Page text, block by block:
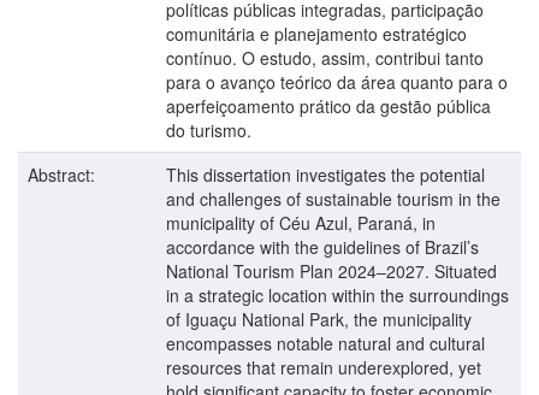
políticas públicas integradas, participação
comunitária e planejamento estratégico
contínuo. O estudo, assim, contribui tanto
para o avanço teórico da área quanto para o
aperfeiçoamento prático da gestão pública
do turismo.
Abstract:
This dissertation investigates the potential
and challenges of sustainable tourism in the
municipality of Céu Azul, Paraná, in
accordance with the guidelines of Brazil’s
National Tourism Plan 2024–2027. Situated
in a strategic location within the surroundings
of Iguaçu National Park, the municipality
encompasses notable natural and cultural
resources that remain underexplored, yet